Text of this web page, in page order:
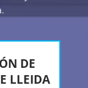
DE
LLEIDA